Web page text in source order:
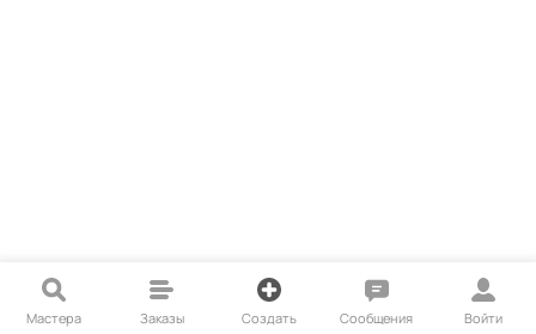
Мастера Заказы Создать Сообщения Войти